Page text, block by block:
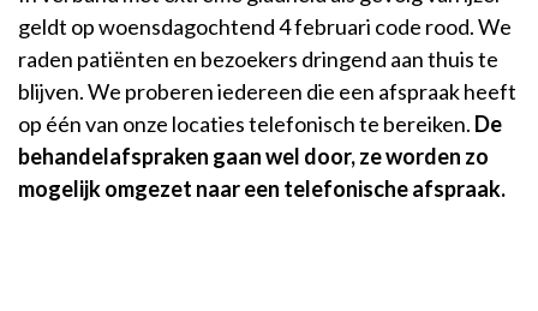
geldt op woensdagochtend 4 februari code rood. We
raden patiënten en bezoekers dringend aan thuis te
blijven. We proberen iedereen die een afspraak heeft
op één van onze locaties telefonisch te bereiken. De
behandelafspraken gaan wel door, ze worden zo
mogelijk omgezet naar een telefonische afspraak.